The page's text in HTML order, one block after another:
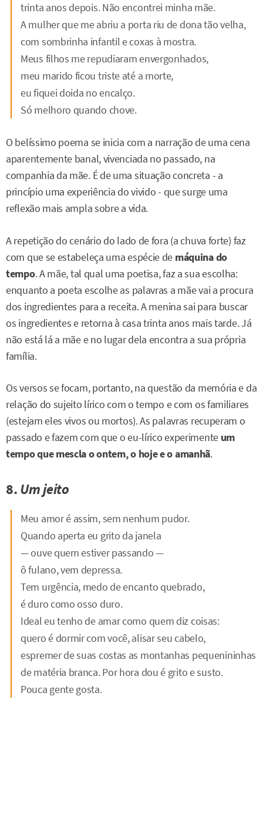
trinta anos depois. Não encontrei minha mãe.
A mulher que me abriu a porta riu de dona tão velha,
com sombrinha infantil e coxas à mostra.
Meus filhos me repudiaram envergonhados,
meu marido ficou triste até a morte,
eu fiquei doida no encalço.
Só melhoro quando chove.
O belíssimo poema se inicia com a narração de uma cena
aparentemente banal, vivenciada no passado, na
companhia da mãe. É de uma situação concreta - a
princípio uma experiência do vivido - que surge uma
reflexão mais ampla sobre a vida.
A repetição do cenário do lado de fora (a chuva forte) faz
com que se estabeleça uma espécie de máquina do
tempo. A mãe, tal qual uma poetisa, faz a sua escolha:
enquanto a poeta escolhe as palavras a mãe vai a procura
dos ingredientes para a receita. A menina sai para buscar
os ingredientes e retorna à casa trinta anos mais tarde. Já
não está lá a mãe e no lugar dela encontra a sua própria
família.
Os versos se focam, portanto, na questão da memória e da
relação do sujeito lírico com o tempo e com os familiares
(estejam eles vivos ou mortos). As palavras recuperam o
passado e fazem com que o eu-lírico experimente um
tempo que mescla o ontem, o hoje e o amanhã.
8.Um jeito
Meu amor é assim, sem nenhum pudor.
Quando aperta eu grito da janela
— ouve quem estiver passando —
ô fulano, vem depressa.
Tem urgência, medo de encanto quebrado,
é duro como osso duro.
Ideal eu tenho de amar como quem diz coisas:
quero é dormir com você, alisar seu cabelo,
espremer de suas costas as montanhas pequenininhas
de matéria branca. Por hora dou é grito e susto.
Pouca gente gosta.